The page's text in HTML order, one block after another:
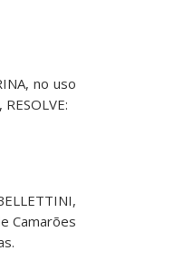
no uso
Camarões